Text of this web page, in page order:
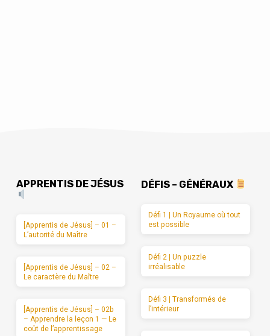
APPRENTIS DE JÉSUS
[Apprentis de Jésus] – 01 –
L’autorité du Maître
[Apprentis de Jésus] – 02 –
Le caractère du Maître
[Apprentis de Jésus] – 02b
– Apprendre la leçon 1 — Le
coût de l’apprentissage
DÉFIS – GÉNÉRAUX
Défi 1 | Un Royaume où tout
est possible
Défi 2 | Un puzzle
irréalisable
Défi 3 | Transformés de
l’intérieur